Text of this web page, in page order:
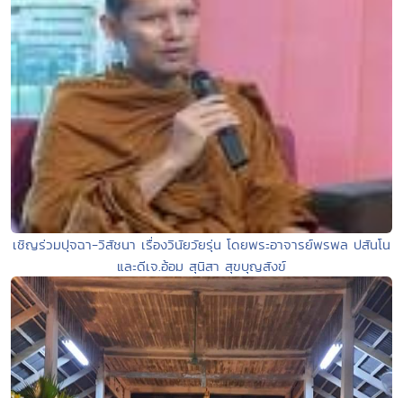
เชิญร่วมปุจฉา-วิสัชนา เรื่องวินัยวัยรุ่น โดยพระอาจารย์พรพล ปสันโน
และดีเจ.อ้อม สุนิสา สุขบุญสังข์